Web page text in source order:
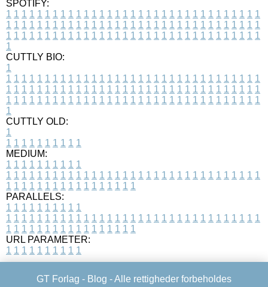
SPOTIFY:
1 1 1 1 1 1 1 1 1 1 1 1 1 1 1 1 1 1 1 1 1 1 1 1 1 1 1 1 1 1 1 1 1
1 1 1 1 1 1 1 1 1 1 1 1 1 1 1 1 1 1 1 1 1 1 1 1 1 1 1 1 1 1 1 1 1
1 1 1 1 1 1 1 1 1 1 1 1 1 1 1 1 1 1 1 1 1 1 1 1 1 1 1 1 1 1 1 1 1
1
CUTTLY BIO:
1
1 1 1 1 1 1 1 1 1 1 1 1 1 1 1 1 1 1 1 1 1 1 1 1 1 1 1 1 1 1 1 1 1
1 1 1 1 1 1 1 1 1 1 1 1 1 1 1 1 1 1 1 1 1 1 1 1 1 1 1 1 1 1 1 1 1
1 1 1 1 1 1 1 1 1 1 1 1 1 1 1 1 1 1 1 1 1 1 1 1 1 1 1 1 1 1 1 1 1
1
CUTTLY OLD:
1
1 1 1 1 1 1 1 1 1 1
MEDIUM:
1 1 1 1 1 1 1 1 1 1
1 1 1 1 1 1 1 1 1 1 1 1 1 1 1 1 1 1 1 1 1 1 1 1 1 1 1 1 1 1 1 1 1
1 1 1 1 1 1 1 1 1 1 1 1 1 1 1 1 1
PARALLELS:
1 1 1 1 1 1 1 1 1 1
1 1 1 1 1 1 1 1 1 1 1 1 1 1 1 1 1 1 1 1 1 1 1 1 1 1 1 1 1 1 1 1 1
1 1 1 1 1 1 1 1 1 1 1 1 1 1 1 1 1
URL PARAMETER:
1 1 1 1 1 1 1 1 1 1
GT Forlag - Blog - Alle rettigheder forbeholdes